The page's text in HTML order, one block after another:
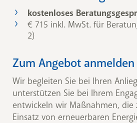
kostenloses
€ 715 inkl. MwSt. für
2)
Zum Angebot anmelden
Wir begleiten Sie bei Ihren
unterstützen Sie bei Ihrem
entwickeln wir Maßnahmen, die
Einsatz von erneuerbaren